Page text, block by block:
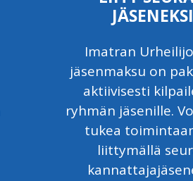
JÄSENEKSI
Imatran
jäsenmaksu on
aktiivisesti
ryhmän jäsenille.
tukea
liittymällä